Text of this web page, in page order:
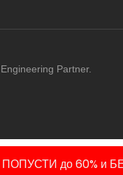
Partner.
ПОПУСТИ до 60% и